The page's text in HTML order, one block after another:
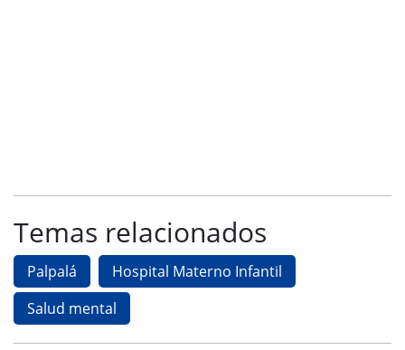
Temas relacionados
Palpalá
Hospital Materno Infantil
Salud mental